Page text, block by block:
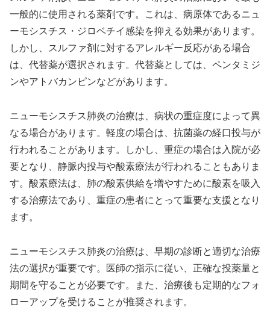
一般的に使用される薬剤です。これは、病原体であるニュ
ーモシスチス・ジロベチイ感染を抑える効果があります。
しかし、スルファ剤に対するアレルギー反応がある場合
は、代替薬が選択されます。代替薬としては、ペンタミジ
ンやアトバカンピンなどがあります。
ニューモシスチス肺炎の治療は、病状の重症度によって異
なる場合があります。軽度の場合は、抗菌薬の経口投与が
行われることがあります。しかし、重症の場合は入院が必
要となり、静脈内投与や酸素療法が行われることもありま
す。酸素療法は、肺の酸素供給を増やすために酸素を吸入
する治療法であり、重症の患者にとって重要な支援となり
ます。
ニューモシスチス肺炎の治療は、早期の診断と適切な治療
法の選択が重要です。医師の指示に従い、正確な投薬量と
期間を守ることが必要です。また、治療後も定期的なフォ
ローアップを受けることが推奨されます。